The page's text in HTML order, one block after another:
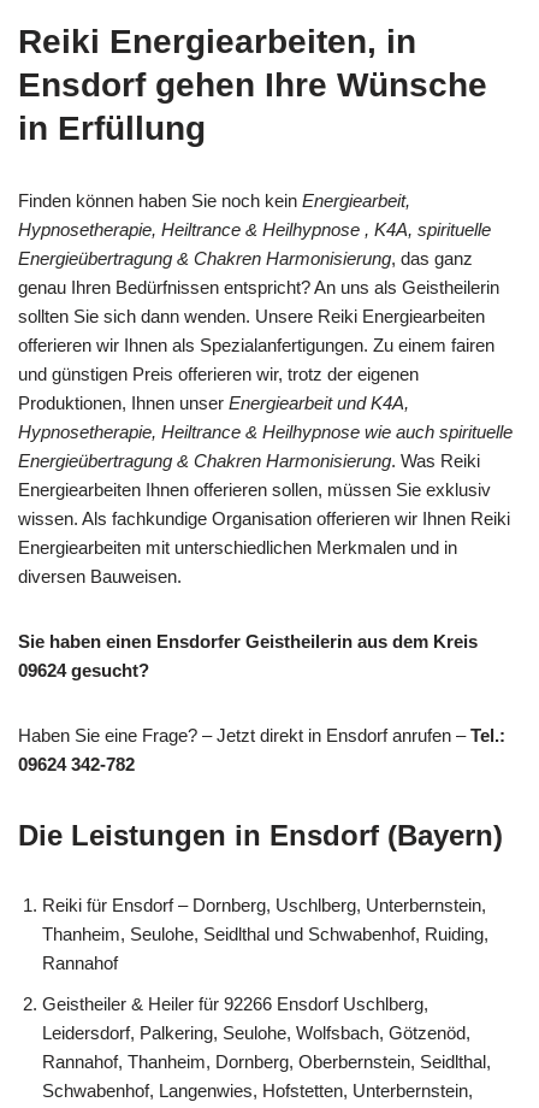
Reiki Energiearbeiten, in
Ensdorf gehen Ihre Wünsche
in Erfüllung
Finden können haben Sie noch kein Energiearbeit,
Hypnosetherapie, Heiltrance & Heilhypnose , K4A, spirituelle
Energieübertragung & Chakren Harmonisierung, das ganz
genau Ihren Bedürfnissen entspricht? An uns als Geistheilerin
sollten Sie sich dann wenden. Unsere Reiki Energiearbeiten
offerieren wir Ihnen als Spezialanfertigungen. Zu einem fairen
und günstigen Preis offerieren wir, trotz der eigenen
Produktionen, Ihnen unser Energiearbeit und K4A,
Hypnosetherapie, Heiltrance & Heilhypnose wie auch spirituelle
Energieübertragung & Chakren Harmonisierung. Was Reiki
Energiearbeiten Ihnen offerieren sollen, müssen Sie exklusiv
wissen. Als fachkundige Organisation offerieren wir Ihnen Reiki
Energiearbeiten mit unterschiedlichen Merkmalen und in
diversen Bauweisen.
Sie haben einen Ensdorfer Geistheilerin aus dem Kreis
09624 gesucht?
Haben Sie eine Frage? – Jetzt direkt in Ensdorf anrufen –Tel.:
09624 342-782
Die Leistungen in Ensdorf (Bayern)
Reiki für Ensdorf – Dornberg, Uschlberg, Unterbernstein,
Thanheim, Seulohe, Seidlthal und Schwabenhof, Ruiding,
Rannahof
Geistheiler & Heiler für 92266 Ensdorf Uschlberg,
Leidersdorf, Palkering, Seulohe, Wolfsbach, Götzenöd,
Rannahof, Thanheim, Dornberg, Oberbernstein, Seidlthal,
Schwabenhof, Langenwies, Hofstetten, Unterbernstein,